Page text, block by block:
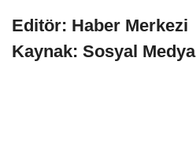
Editör: Haber Merkezi
Kaynak: Sosyal Medya